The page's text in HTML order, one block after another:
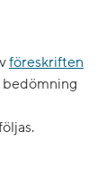
föreskriften
bedömning